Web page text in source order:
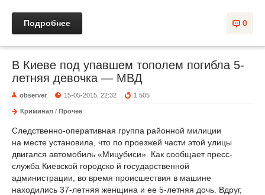
0
Подробнее
В Киеве под упавшем тополем погибла 5-
летняя девочка — МВД
observer 15-05-2015, 22:32 1 505
Криминал / Прочее
Следственно-оперативная группа районной милиции
на месте установила, что по проезжей части этой улицы
двигался автомобиль «Мицубиси». Как сообщает пресс-
служба Киевской городско й государственной
администрации, во время происшествия в машине
находились 37-летняя женщина и ее 5-летняя дочь. Вдруг,